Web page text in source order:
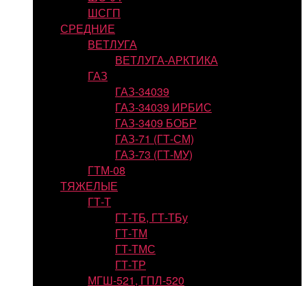
ШСГП
СРЕДНИЕ
ВЕТЛУГА
ВЕТЛУГА-АРКТИКА
ГАЗ
ГАЗ-34039
ГАЗ-34039 ИРБИС
ГАЗ-3409 БОБР
ГАЗ-71 (ГТ-СМ)
ГАЗ-73 (ГТ-МУ)
ГТМ-08
ТЯЖЕЛЫЕ
ГТ-Т
ГТ-ТБ, ГТ-ТБу
ГТ-ТМ
ГТ-ТМС
ГТ-ТР
МГШ-521, ГПЛ-520